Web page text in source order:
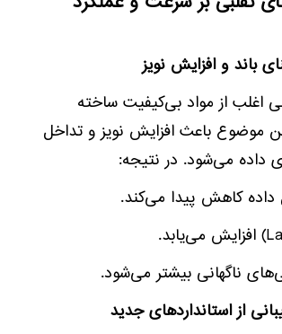
اغلب از مواد بی‌کیفیت ساخته
موضوع باعث افزایش نویز و تداخل
داده می‌شود. در نتیجه:
داده کاهش پیدا می‌کند.
ناگهانی بیشتر می‌شود.